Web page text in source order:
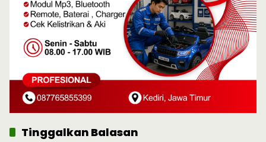
Tinggalkan Balasan